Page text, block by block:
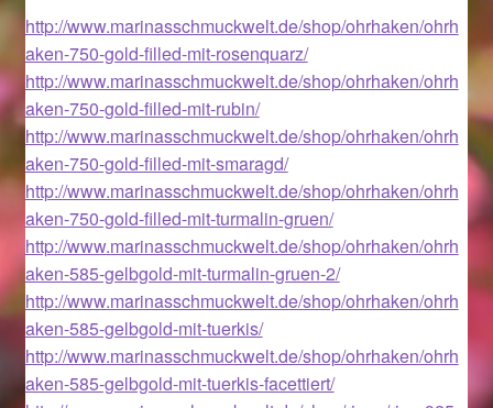
Geschenkideen für Weihnachten 2022
Geschenkideen für Weihnachten 2023
Geschenkideen für Weihnachten 2024
Geschenkideen für Weihnachten 2025
Halloween Schmuck online kaufen 2015
Halloween Schmuck online kaufen 2016
Halloween Schmuck online kaufen 2017
http://www.marinasschmuckwelt.de/shop/ohrhaken/ohrh
aken-750-gold-filled-mit-rosenquarz/
http://www.marinasschmuckwelt.de/shop/ohrhaken/ohrh
aken-750-gold-filled-mit-rubin/
http://www.marinasschmuckwelt.de/shop/ohrhaken/ohrh
aken-750-gold-filled-mit-smaragd/
http://www.marinasschmuckwelt.de/shop/ohrhaken/ohrh
aken-750-gold-filled-mit-turmalin-gruen/
http://www.marinasschmuckwelt.de/shop/ohrhaken/ohrh
aken-585-gelbgold-mit-turmalin-gruen-2/
http://www.marinasschmuckwelt.de/shop/ohrhaken/ohrh
aken-585-gelbgold-mit-tuerkis/
http://www.marinasschmuckwelt.de/shop/ohrhaken/ohrh
aken-585-gelbgold-mit-tuerkis-facettiert/